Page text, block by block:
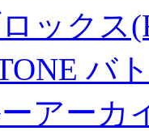
ックス
バ
アーカ